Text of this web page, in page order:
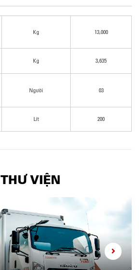
Kg 13,000
Kg 3,635
Người 03
Lít 200
THƯ VIỆN